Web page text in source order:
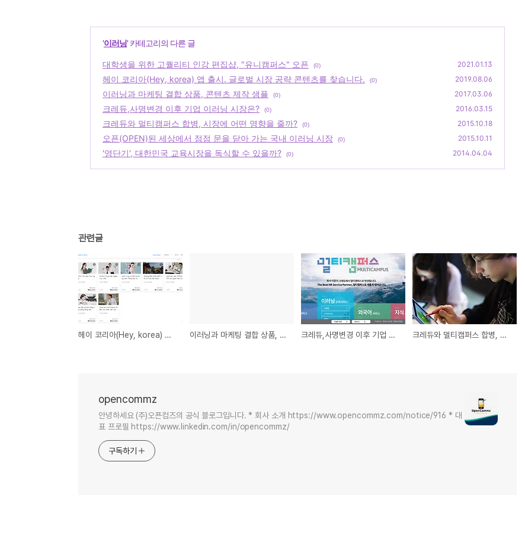
'이러닝' 카테고리의 다른 글
대학생을 위한 고퀄리티 인강 편집샵, "유니캠퍼스" 오픈 (0) 2021.01.13
헤이 코리아(Hey, korea) 앱 출시. 글로벌 시장 공략 콘텐츠를 찾습니다. (0) 2019.08.06
이러닝과 마케팅 결합 상품, 콘텐츠 제작 샘플 (0) 2017.03.06
크레듀,사명변경 이후 기업 이러닝 시장은? (0) 2016.03.15
크레듀와 멀티캠퍼스 합병, 시장에 어떤 영향을 줄까? (0) 2015.10.18
오픈(OPEN)된 세상에서 점점 문을 닫아 가는 국내 이러닝 시장 (0) 2015.10.11
'영단기', 대한민국 교육시장을 독식할 수 있을까? (0) 2014.04.04
관련글
헤이 코리아(Hey, korea) 앱 출시. 글로벌 시장 공략 콘텐츠를 찾습니다. 이러닝과 마케팅 결합 상품, 콘텐츠 제작 샘플 크레듀,사명변경 이후 기업 이러닝 시장은? 크레듀와 멀티캠퍼스 합병, 시장에 어떤 영향을 줄까?
opencommz
안녕하세요 (주)오픈컴즈의 공식 블로그입니다. * 회사 소개 https://www.opencommz.com/notice/916 * 대
표 프로필 https://www.linkedin.com/in/opencommz/
구독하기